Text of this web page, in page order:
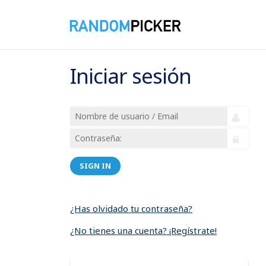
Iniciar sesión
SIGN IN
¿Has olvidado tu contraseña?
¿No tienes una cuenta? ¡Regístrate!